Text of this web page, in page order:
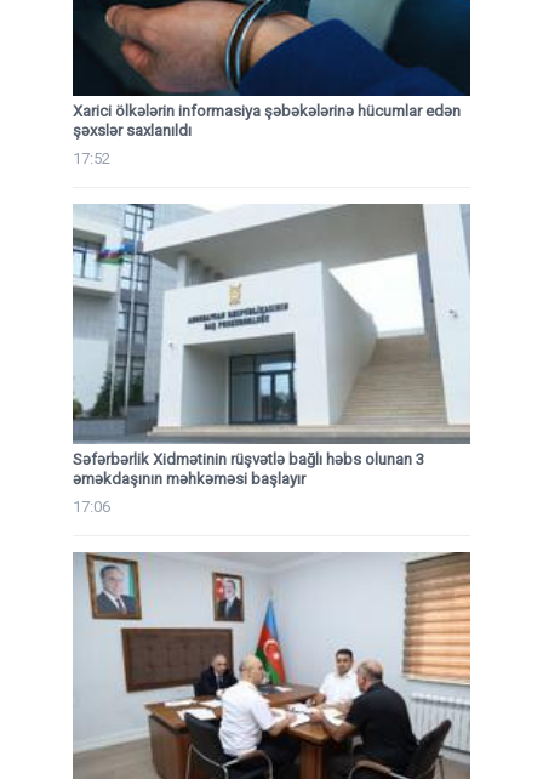
Xarici ölkələrin informasiya şəbəkələrinə hücumlar edən
şəxslər saxlanıldı
17:52
Səfərbərlik Xidmətinin rüşvətlə bağlı həbs olunan 3
əməkdaşının məhkəməsi başlayır
17:06